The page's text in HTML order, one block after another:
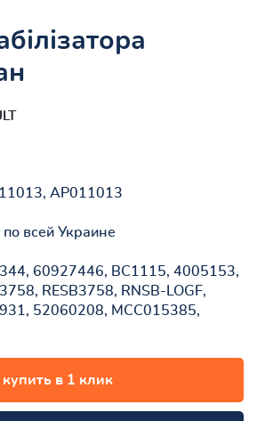
AP011013
по всей Украине
60927446, BC1115, 4005153,
RESB3758, RNSB-LOGF,
52060208, MCC015385,
купить в 1 клик